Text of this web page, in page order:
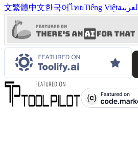
文繁體中文한국어ไทยTiếng Việtالعربية